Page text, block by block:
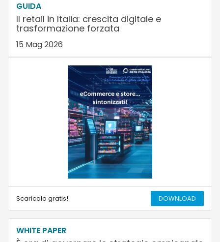
GUIDA
Il retail in Italia: crescita digitale e
trasformazione forzata
15 Mag 2026
Scaricalo gratis! DOWNLOAD
WHITE PAPER